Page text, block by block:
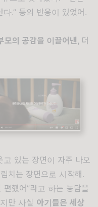
.” 등의 반응이 있었어.
모의 공감을 이끌어낸, 더
있는 장면이 자주 나오
치는 장면으로 시작해.
했어”라고 하는 농담을
만 사실 아기들은 세상